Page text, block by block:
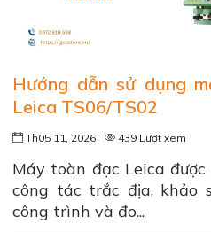
Hướng dẫn sử dụng
Leica TS06/TS02
Th05 11, 2026 439 Lượt xem
Máy toàn đạc Leica
công tác trắc địa, khảo
công trình và đo...